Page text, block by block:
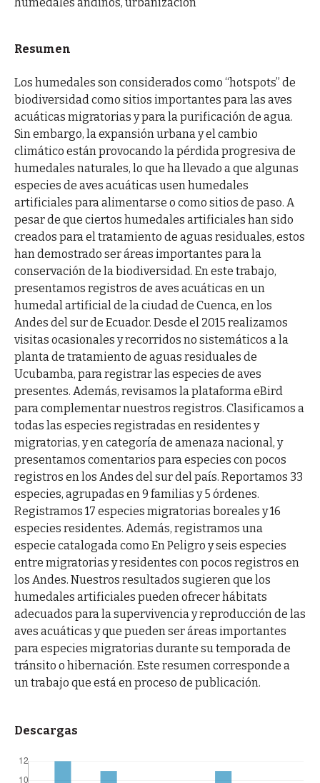
Resumen
Los humedales son considerados como “hotspots” de
biodiversidad como sitios importantes para las aves
acuáticas migratorias y para la purificación de agua.
Sin embargo, la expansión urbana y el cambio
climático están provocando la pérdida progresiva de
humedales naturales, lo que ha llevado a que algunas
especies de aves acuáticas usen humedales
artificiales para alimentarse o como sitios de paso. A
pesar de que ciertos humedales artificiales han sido
creados para el tratamiento de aguas residuales, estos
han demostrado ser áreas importantes para la
conservación de la biodiversidad. En este trabajo,
presentamos registros de aves acuáticas en un
humedal artificial de la ciudad de Cuenca, en los
Andes del sur de Ecuador. Desde el 2015 realizamos
visitas ocasionales y recorridos no sistemáticos a la
planta de tratamiento de aguas residuales de
Ucubamba, para registrar las especies de aves
presentes. Además, revisamos la plataforma eBird
para complementar nuestros registros. Clasificamos a
todas las especies registradas en residentes y
migratorias, y en categoría de amenaza nacional, y
presentamos comentarios para especies con pocos
registros en los Andes del sur del país. Reportamos 33
especies, agrupadas en 9 familias y 5 órdenes.
Registramos 17 especies migratorias boreales y 16
especies residentes. Además, registramos una
especie catalogada como En Peligro y seis especies
entre migratorias y residentes con pocos registros en
los Andes. Nuestros resultados sugieren que los
humedales artificiales pueden ofrecer hábitats
adecuados para la supervivencia y reproducción de las
aves acuáticas y que pueden ser áreas importantes
para especies migratorias durante su temporada de
tránsito o hibernación. Este resumen corresponde a
un trabajo que está en proceso de publicación.
Descargas